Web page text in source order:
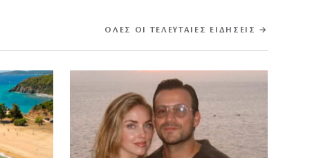
ΌΛΕΣ ΟΙ ΤΕΛΕΥΤΑΊΕΣ ΕΙΔΉΣΕΙΣ →